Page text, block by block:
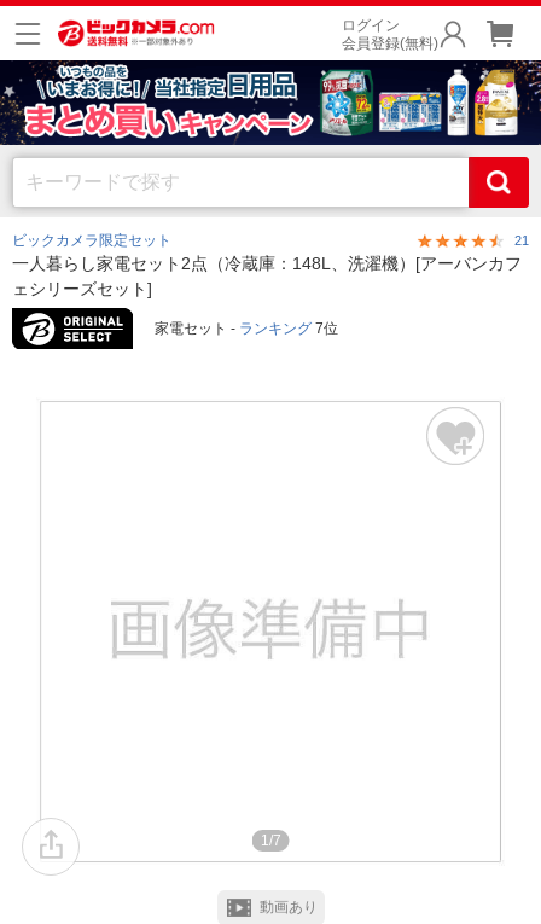
ログイン
会員登録(無料)
ビックカメラ限定セット 21
一人暮らし家電セット2点（冷蔵庫：148L、洗濯機）[アーバンカフ
ェシリーズセット]
家電セット - ランキング 7位
1/7
動画あり